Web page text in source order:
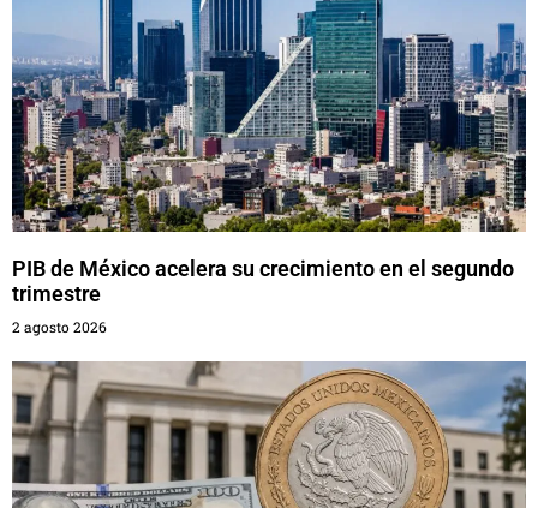
PIB de México acelera su crecimiento en el segundo
trimestre
2 agosto 2026